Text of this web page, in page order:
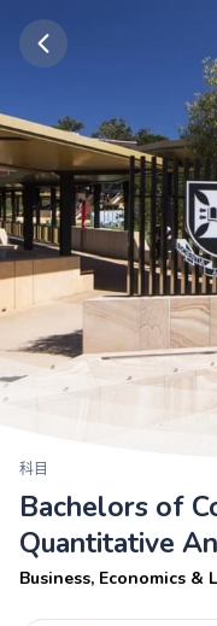
科目
Bachelors of
Quantitative
Business, Economics &